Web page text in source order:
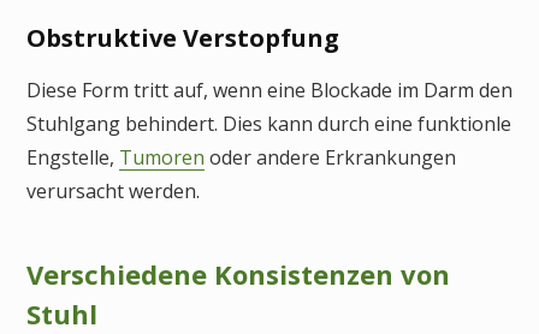
Obstruktive Verstopfung
Diese Form tritt auf, wenn eine Blockade im Darm den
Stuhlgang behindert. Dies kann durch eine funktionle
Engstelle, Tumoren oder andere Erkrankungen
verursacht werden.
Verschiedene Konsistenzen von
Stuhl